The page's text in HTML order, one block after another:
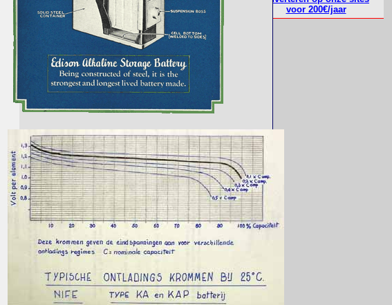
voor 200€/jaar